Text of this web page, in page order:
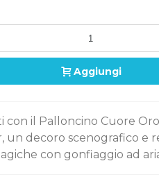
Aggiungi
con il Palloncino Cuore
un decoro scenografico e
con gonfiaggio ad